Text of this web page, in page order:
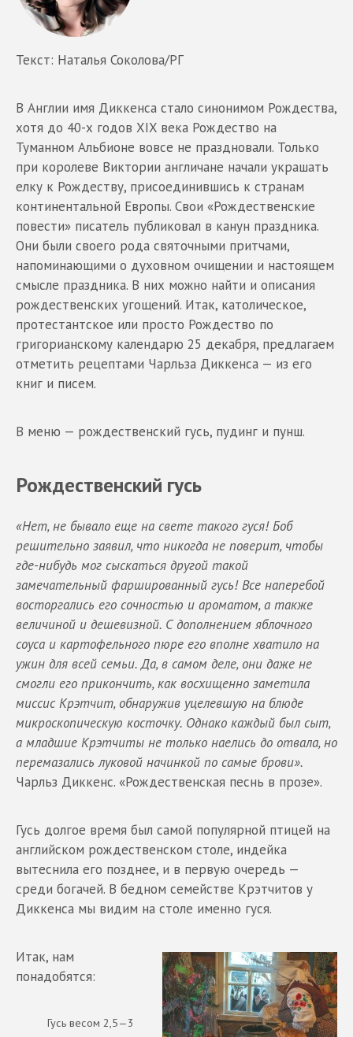
Текст: Наталья Соколова/РГ
В Англии имя Диккенса стало синонимом Рождества,
хотя до 40-х годов XIX века Рождество на
Туманном Альбионе вовсе не праздновали. Только
при королеве Виктории англичане начали украшать
елку к Рождеству, присоединившись к странам
континентальной Европы. Свои «Рождественские
повести» писатель публиковал в канун праздника.
Они были своего рода святочными притчами,
напоминающими о духовном очищении и настоящем
смысле праздника. В них можно найти и описания
рождественских угощений. Итак, католическое,
протестантское или просто Рождество по
григорианскому календарю 25 декабря, предлагаем
отметить рецептами Чарльза Диккенса — из его
книг и писем.
В меню — рождественский гусь, пудинг и пунш.
Рождественский гусь
«Нет, не бывало еще на свете такого гуся! Боб
решительно заявил, что никогда не поверит, чтобы
где-нибудь мог сыскаться другой такой
замечательный фаршированный гусь! Все наперебой
восторгались его сочностью и ароматом, а также
величиной и дешевизной. С дополнением яблочного
соуса и картофельного пюре его вполне хватило на
ужин для всей семьи. Да, в самом деле, они даже не
смогли его прикончить, как восхищенно заметила
миссис Крэтчит, обнаружив уцелевшую на блюде
микроскопическую косточку. Однако каждый был сыт,
а младшие Крэтчиты не только наелись до отвала, но
перемазались луковой начинкой по самые брови».
Чарльз Диккенс. «Рождественская песнь в прозе».
Гусь долгое время был самой популярной птицей на
английском рождественском столе, индейка
вытеснила его позднее, и в первую очередь —
среди богачей. В бедном семействе Крэтчитов у
Диккенса мы видим на столе именно гуся.
Итак, нам
понадобятся:
Гусь весом 2,5—3